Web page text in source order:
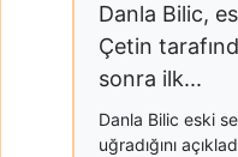
Danla Bilic,
Çetin
sonra ilk...
Danla Bilic eski
uğradığını